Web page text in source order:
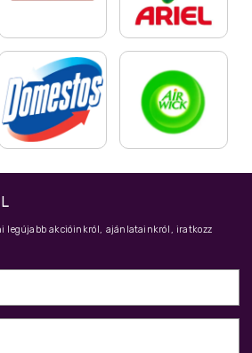
legújabb akcióinkról, ajánlatainkról, iratkozz